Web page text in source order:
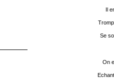
Il
Se
On